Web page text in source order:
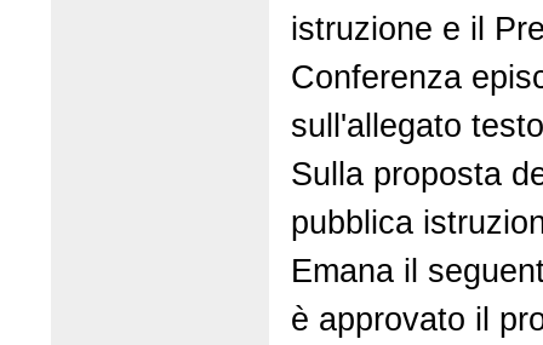
istruzione e il
Conferenza
sull'allegato
Sulla proposta
pubblica
Emana il
è approvato il